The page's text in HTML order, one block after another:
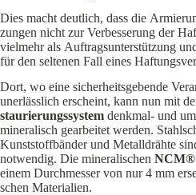
Dies macht deutlich, dass die
zungen nicht zur Verbes­serung der
vielmehr als Auftrags­un­ter­stützung
für den seltenen Fall eines
Dort, wo eine sicher­heits­ge­bende
unerlässlich erscheint, kann nun mit
stau­rie­rungs­system denkmal- und
minera­lisch gearbeitet werden.
Kunst­stoff­bänder und Metall­drähte
notwendig. Die minera­li­schen NCM®
einem Durch­messer von nur 4 mm
schen Materialien.